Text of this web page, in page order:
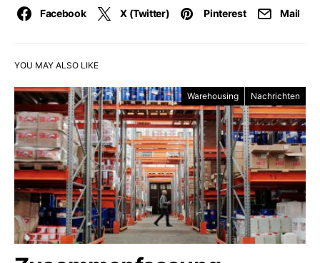
Facebook X (Twitter) Pinterest Mail
YOU MAY ALSO LIKE
Warehousing Nachrichten